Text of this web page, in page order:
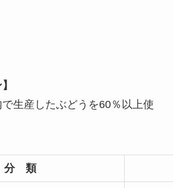
生産したぶどうを60％以上使
分 類